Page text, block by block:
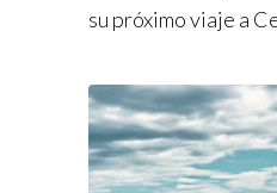
su próximo viaje a